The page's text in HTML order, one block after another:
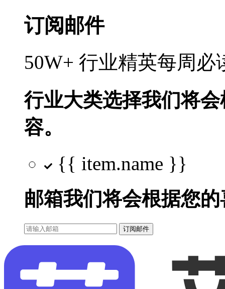
订阅邮件
50W+ 行业精英每周
行业大类选择我们将
容。
{{ item.name }}
邮箱我们将会根据您
订阅邮件